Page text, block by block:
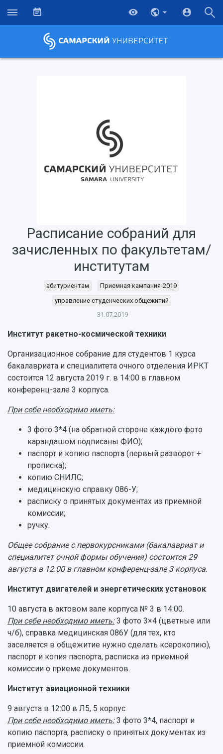
НАЗАД
Об университете
История
Ключевые факты
Рейтинги
Руководство
Наблюдательный совет
Попечительский совет
Ученый совет
Ректорат
Кадровый резерв
Персоналии
Сотрудники и преподаватели
Заслуженные деятели
Структура университета
Институты и факультеты
Кафедры
Отделы и службы
Общественные организации
Институт искусственного интеллекта
Инжиниринговый центр
Аграрный карбоновый полигон
Новости
Главные новости
Бортжурнал
Объявления
События
СМИ об университете
Газета "Полет"
Газета "Самарский университет"
Мы в соцсетях
Мультимедиа
Подкасты
Просветительский проект "Одержимы
Образование
Почему я выбираю Самарский университет?
Абитуриенту
Бакалавриат и специалитет
Магистратура
Аспирантура
Формы обучения
Дополнительное образование
Институты и факультеты
Образовательные программы
Профессорско-преподавательский состав
Расписание занятий
Стипендии
Тестирование иностранных граждан на
знание русского языка, истории России и
основ законодательства РФ
Платные образовательные услуги
Скидки на обучение
Подготовительные курсы
Научно-исследовательская деятельность
Основные научные направления
Научные школы и ведущие научные коллективы
Диссертационные советы
Подготовка научных кадров
Конкурс на замещение должностей научных
работников
Научные проекты и темы
Аспирантура и докторантура
Справочные материалы
Научная инфраструктура
Научно-исследовательские подразделения
Структурная схема управления научно-
исследовательской деятельностью
Материальная база
Организационные документы
Результаты научно-исследовательской
деятельности
Научно-технические разработки
Конкурсы научных проектов и грантов
Расписание собраний для
зачисленных по факультетам/
институтам
абитуриентам
Приемная кампания-2019
управление студенческих общежитий
31.07.2019
Институт ракетно-космической техники
Организационное собрание для студентов 1 курса
бакалавриата и специалитета очного отделения ИРКТ
состоится 12 августа 2019 г. в 14:00 в главном
конференц-зале 3 корпуса.
При себе необходимо иметь:
3 фото 3*4 (на обратной стороне каждого фото
карандашом подписаны ФИО);
паспорт и копию паспорта (первый разворот +
прописка);
копию СНИЛС;
медицинскую справку 086-У;
расписку о принятых документах из приемной
комиссии;
ручку.
Общее собрание с первокурсниками (бакалавриат и
специалитет очной формы обучения) состоится 29
августа в 12.00 в главном конференц-зале 3 корпуса.
Институт двигателей и энергетических установок
10 августа в актовом зале корпуса № 3 в 14:00.
При себе необходимо иметь:3 фото 3×4 (цветные или
ч/б), справка медицинская 086У (для тех, кто
заселяется в общежитие нужно сделать ксерокопию),
паспорт и копия паспорта, расписка из приемной
комиссии о приеме документов.
Институт авиационной техники
9 августа в 12:00 в Л5, 5 корпус.
При себе необходимо иметь:3 фото 3*4, паспорт и
копию паспорта, расписку о принятых документах из
приемной комиссии.